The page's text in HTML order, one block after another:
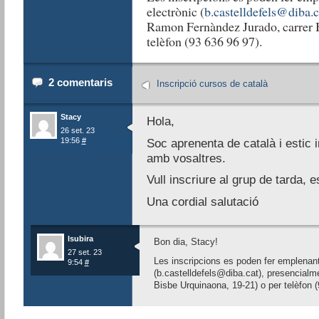
electrònic (
Ramon Fernàndez Jurado,
telèfon (93 636 96 97).
2 comentaris Inscripció cursos de català
Stacy
26 set. 23
19:56 #
Hola,
Soc aprenenta de català i estic
amb vosaltres.
Vull inscriure al grup de tarda,
Una cordial salutació
lsubira
27 set. 23
9:54 #
Bon dia, Stacy!
Les inscripcions es poden fer
(b.castelldefels@diba.cat),
Bisbe Urquinaona, 19-21) o per telèfon